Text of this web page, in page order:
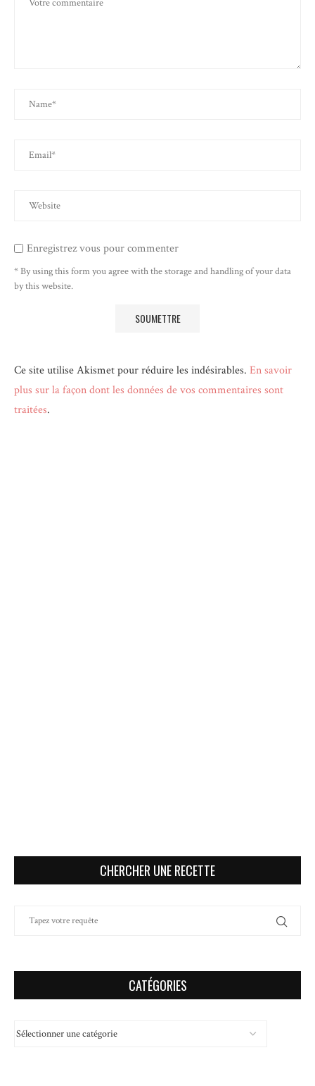
Enregistrez vous pour commenter
* By using this form you agree with the storage and handling of your data
by this website.
Ce site utilise Akismet pour réduire les indésirables. En savoir
plus sur la façon dont les données de vos commentaires sont
traitées.
CHERCHER UNE RECETTE
CATÉGORIES